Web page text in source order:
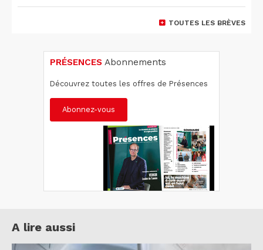
TOUTES LES BRÈVES
PRÉSENCES Abonnements
Découvrez toutes les offres de Présences
Abonnez-vous
A lire aussi